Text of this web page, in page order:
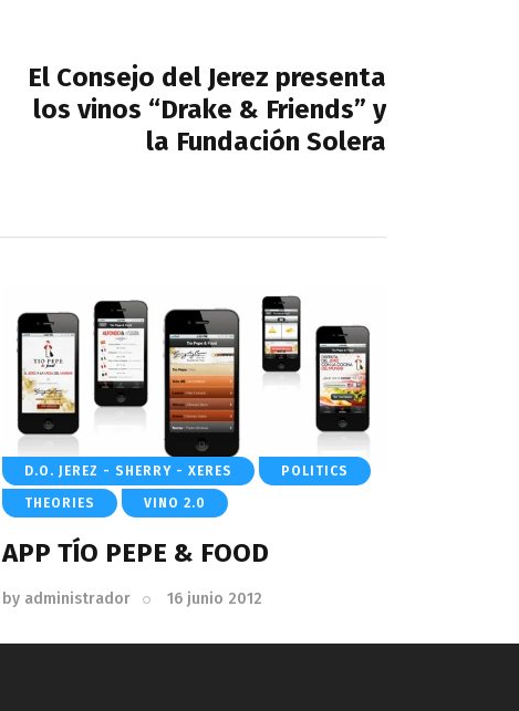
El Consejo del Jerez presenta
los vinos “Drake & Friends” y
la Fundación Solera
D.O. JEREZ - SHERRY - XERES POLITICS
THEORIES VINO 2.0
APP TÍO PEPE & FOOD
by administrador 16 junio 2012